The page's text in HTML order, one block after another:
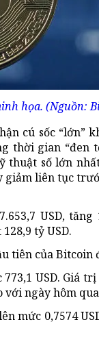
họa. (Nguồn:
cú sốc “lớn”
thời gian “đen
thuật số lớn
liên tục
USD,
tỷ USD.
tiên của Bitcoin
USD. Giá
với ngày hôm
mức 0,7574